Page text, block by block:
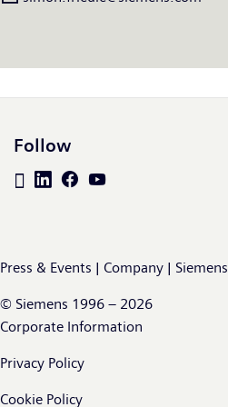
Follow
Press & Events | Company | Siemens
© Siemens 1996 – 2026
Corporate Information
Privacy Policy
Cookie Policy